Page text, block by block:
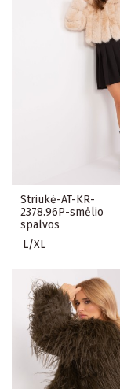
Striukė-AT-KR-
2378.96P-smėlio
spalvos
L/XL